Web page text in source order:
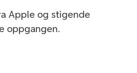
Apple og stigende
oppgangen.